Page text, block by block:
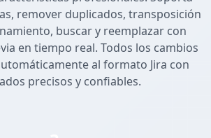
remover duplicados, transposición
buscar y reemplazar con
en tiempo real. Todos los cambios
al formato Jira con
precisos y confiables.